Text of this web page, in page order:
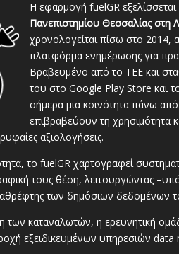
Η εφαρμογή fuelGR εξελίσσεται
Πανεπιστημίου Θεσσαλίας στη
χρονολογείται πίσω στο 2014,
πλατφόρμα ενημέρωσης για
Βραβευμένο από το ΤΕΕ και
του στο Google Play Store και
σήμερα μια κοινότητα πάνω από
επιβραβεύουν τη χρησιμότητα
αξιολογήσεις.
το fuelGR χαρτογραφεί
τους θέση, λειτουργώντας
των δημόσιων δεδομένων
καταναλωτών, η ερευνητική
εξειδικευμένων υπηρεσιών